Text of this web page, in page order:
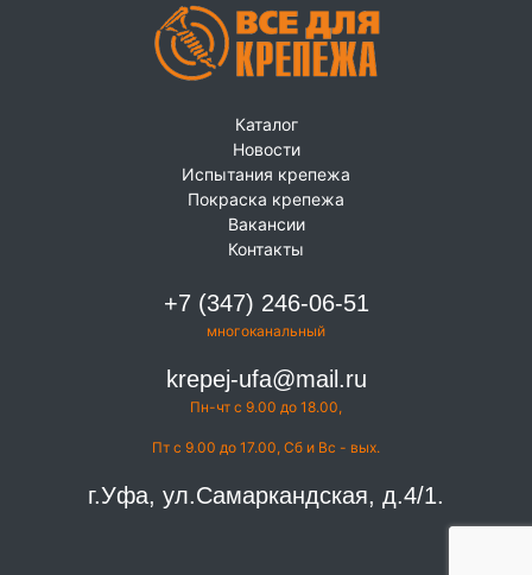
Каталог
Новости
Испытания крепежа
Покраска крепежа
Вакансии
Контакты
+7 (347) 246-06-51
многоканальный
krepej-ufa@mail.ru
Пн-чт с 9.00 до 18.00,
Пт с 9.00 до 17.00, Сб и Вс - вых.
г.Уфа, ул.Самаркандская, д.4/1.